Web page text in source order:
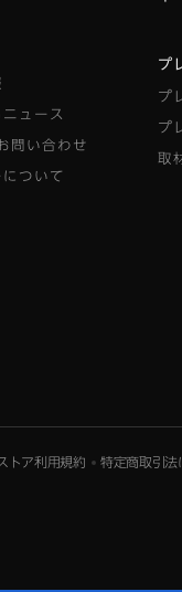
ュース
問い合わせ
ついて
プ
プ
プ
取
トア利用規約 特定商取引法